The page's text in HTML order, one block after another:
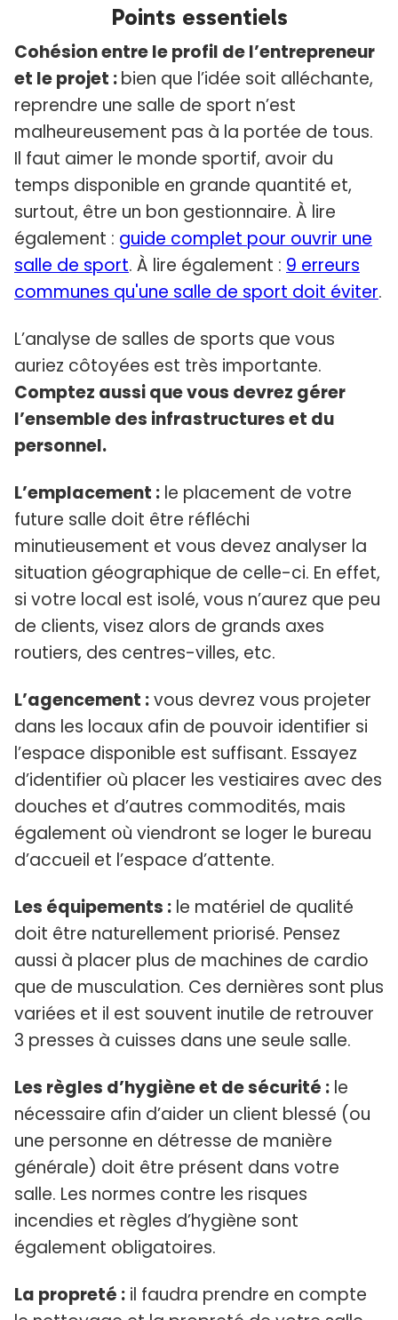
Points essentiels
Cohésion entre le profil de l’entrepreneur
et le projet :bien que l’idée soit alléchante,
reprendre une salle de sport n’est
malheureusement pas à la portée de tous.
Il faut aimer le monde sportif, avoir du
temps disponible en grande quantité et,
surtout, être un bon gestionnaire. À lire
également : guide complet pour ouvrir une
salle de sport. À lire également : 9 erreurs
communes qu'une salle de sport doit éviter.
L’analyse de salles de sports que vous
auriez côtoyées est très importante.
Comptez aussi que vous devrez gérer
l’ensemble des infrastructures et du
personnel.
L’emplacement : le placement de votre
future salle doit être réfléchi
minutieusement et vous devez analyser la
situation géographique de celle-ci. En effet,
si votre local est isolé, vous n’aurez que peu
de clients, visez alors de grands axes
routiers, des centres-villes, etc.
L’agencement :vous devrez vous projeter
dans les locaux afin de pouvoir identifier si
l’espace disponible est suffisant. Essayez
d’identifier où placer les vestiaires avec des
douches et d’autres commodités, mais
également où viendront se loger le bureau
d’accueil et l’espace d’attente.
Les équipements : le matériel de qualité
doit être naturellement priorisé. Pensez
aussi à placer plus de machines de cardio
que de musculation. Ces dernières sont plus
variées et il est souvent inutile de retrouver
3 presses à cuisses dans une seule salle.
Les règles d’hygiène et de sécurité : le
nécessaire afin d’aider un client blessé (ou
une personne en détresse de manière
générale) doit être présent dans votre
salle. Les normes contre les risques
incendies et règles d’hygiène sont
également obligatoires.
La propreté : il faudra prendre en compte